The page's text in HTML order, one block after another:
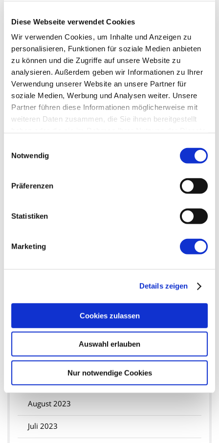
Diese Webseite verwendet Cookies
Wir verwenden Cookies, um Inhalte und Anzeigen zu
personalisieren, Funktionen für soziale Medien anbieten
zu können und die Zugriffe auf unsere Website zu
analysieren. Außerdem geben wir Informationen zu Ihrer
Verwendung unserer Website an unsere Partner für
soziale Medien, Werbung und Analysen weiter. Unsere
Partner führen diese Informationen möglicherweise mit
weiteren Daten zusammen, die Sie ihnen bereitgestellt
Notwendig
Präferenzen
Statistiken
Marketing
Details zeigen
Cookies zulassen
Auswahl erlauben
Nur notwendige Cookies
Dezember 2024
November 2024
Oktober 2024
September 2024
August 2024
Juli 2024
Juni 2024
März 2024
Februar 2024
Januar 2024
Dezember 2023
November 2023
Oktober 2023
August 2023
Juli 2023